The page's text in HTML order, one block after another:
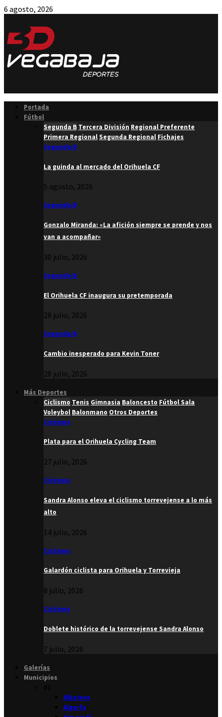
6 agosto, 2026
Portada
Fútbol
Segunda B Tercera División Regional Preferente
Primera RegionalSegunda Regional Fichajes
Segunda B
La guinda al mercado del Orihuela CF
5 agosto, 2026
Segunda B
Gonzalo Miranda: «La afición siempre se prende y nos
van a acompañar»
30 julio, 2026
Segunda B
El Orihuela CF inaugura su pretemporada
28 julio, 2026
Segunda B
Cambio inesperado para Kevin Toner
28 julio, 2026
Más Deportes
Ciclismo Tenis Gimnasia Baloncesto Fútbol Sala
Voleybol Balonmano Otros Deportes
Ciclismo
Plata para el Orihuela Cycling Team
27 julio, 2026
Ciclismo
Sandra Alonso eleva el ciclismo torrevejense a lo más
alto
14 julio, 2026
Ciclismo
Galardón ciclista para Orihuela y Torrevieja
8 julio, 2026
Ciclismo
Doblete histórico de la torrevejense Sandra Alonso
7 julio, 2026
Galerías
Municipios
Albatera
Algorfa